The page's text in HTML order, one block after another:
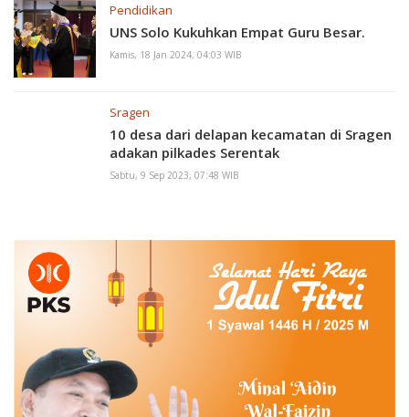
Pendidikan
UNS Solo Kukuhkan Empat Guru Besar.
Kamis, 18 Jan 2024, 04:03 WIB
Sragen
10 desa dari delapan kecamatan di Sragen
adakan pilkades Serentak
Sabtu, 9 Sep 2023, 07:48 WIB